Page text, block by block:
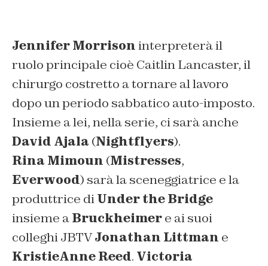
Jennifer Morrisoninterpreterà il
ruolo principale cioè Caitlin Lancaster, il
chirurgo costretto a tornare al lavoro
dopo un periodo sabbatico auto-imposto.
Insieme a lei, nella serie, ci sarà anche
David Ajala (Nightflyers).
Rina Mimoun (Mistresses,
Everwood) sarà la sceneggiatrice e la
produttrice diUnder the Bridge
insieme aBruckheimere ai suoi
colleghi JBTVJonathan Littman e
KristieAnne Reed. Victoria